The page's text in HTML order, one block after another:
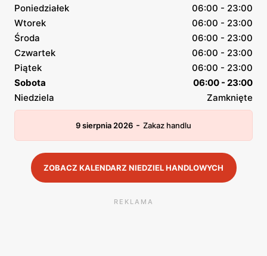
Poniedziałek
06:00 - 23:00
Wtorek
06:00 - 23:00
Środa
06:00 - 23:00
Czwartek
06:00 - 23:00
Piątek
06:00 - 23:00
Sobota
06:00 - 23:00
Niedziela
Zamknięte
9 sierpnia 2026 - Zakaz handlu
ZOBACZ KALENDARZ NIEDZIEL HANDLOWYCH
REKLAMA